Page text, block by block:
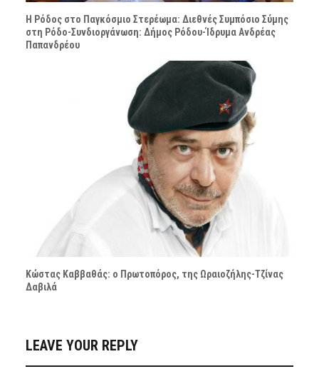
Η Ρόδος στο Παγκόσμιο Στερέωμα: Διεθνές Συμπόσιο Σύμης
στη Ρόδο-Συνδιοργάνωση: Δήμος Ρόδου-Ίδρυμα Ανδρέας
Παπανδρέου
Κώστας Καββαθάς: ο Πρωτοπόρος, της Ωραιοζήλης-Τζίνας
Δαβιλά
LEAVE YOUR REPLY